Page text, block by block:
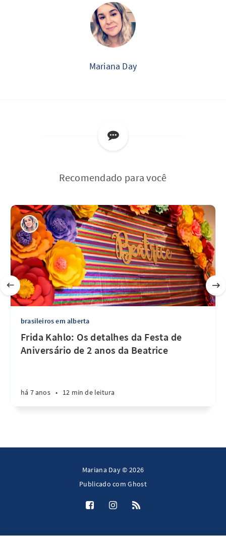
Mariana Day
Recomendado para você
brasileiros em alberta
Frida Kahlo: Os detalhes da Festa de
Aniversário de 2 anos da Beatrice
há 7 anos • 12 min de leitura
Mariana Day © 2026
Publicado comGhost